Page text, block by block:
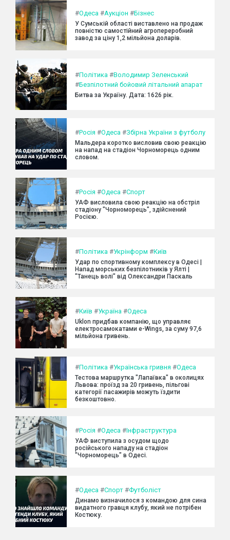
#Одеса #Аукціон #Бізнес
У Сумській області виставлено на продаж
повністю самостійний агропереробний
завод за ціну 1,2 мільйона доларів.
#Політика #Володимир Зеленський
#Безпілотний бойовий літальний апарат
Битва за Україну. Дата: 1626 рік.
#Росія #Одеса #Збірна України з футболу
Мальдера коротко висловив свою реакцію
на напад на стадіон Чорноморець одним
словом.
#Росія #Одеса #Спорт
УАФ висловила свою реакцію на обстріл
стадіону "Чорноморець", здійснений
Росією.
#Політика #Укрінформ #Київ
Удар по спортивному комплексу в Одесі |
Напад морських безпілотників у Ялті |
"Танець волі" від Олександри Паскаль
#Київ #Україна #Одеса
Uklon придбав компанію, що управляє
електросамокатами e-Wings, за суму 97,6
мільйона гривень.
#Політика #Українська гривня #Одеса
Тестова маршрутка "Лапаївка" в околицях
Львова: проїзд за 20 гривень, пільгові
категорії пасажирів можуть їздити
безкоштовно.
#Росія #Одеса #Інфраструктура
УАФ виступила з осудом щодо
російського нападу на стадіон
"Чорноморець" в Одесі.
#Одеса #Спорт #Футболіст
Динамо визначилося з командою для сина
видатного гравця клубу, який не потрібен
Костюку.